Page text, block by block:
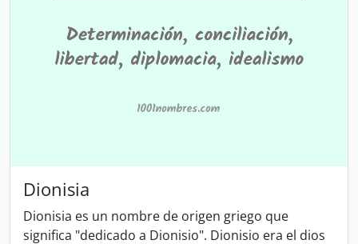
Dionisia
Dionisia es un nombre de origen griego que
significa "dedicado a Dionisio". Dionisio era el dios